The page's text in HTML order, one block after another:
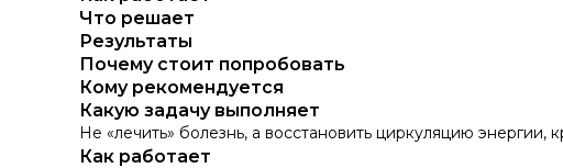
Что решает
Результаты
Почему стоит попробовать
Кому рекомендуется
Какую задачу выполняет
Не «лечить» болезнь, а восстановить циркуляцию энергии,
Как работает